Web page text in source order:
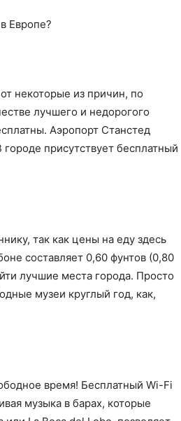
некоторые из причин, по
лучшего и недорогого
Аэропорт Станстед
присутствует бесплатный
так как цены на еду здесь
составляет 0,60 фунтов (0,80
лучшие места города. Просто
музеи круглый год, как,
время! Бесплатный Wi-Fi
музыка в барах, которые